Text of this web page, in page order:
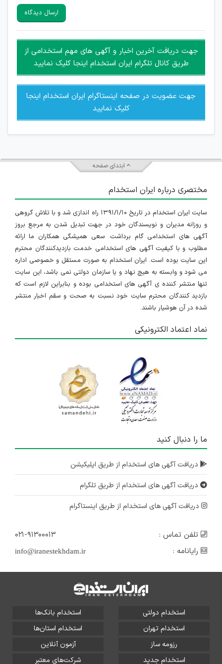
هرگونه تحریک، تحقیر و کنایه به سایر افراد (مسئول و غیر مسئول)
غیر مجاز می باشد.
امکان هماهنگی برای هرگونه ملاقات حضوری چه به صورت دسته
جمعی و چه فردی توسط کاربران سایت وجود ندارد.
ارسال دیدگاه
جهت دریافت آخرین اخبار و آگهی های مهم استخدامی از
طریق کانال تلگرام ایران استخدام اینجا کلیک نمایید
جهت عضویت در صفحه اینستاگرام ایران استخدام اینجا
کلیک نمایید
ابتدای صفحه
مختصری درباره ایران استخدام
سایت ایران استخدام در تاریخ ۱۳۹۱/۱/۱۰ راه اندازی شد و با تلاش گروهی
و روزانه مدیران و نویسندگان خود در جهت تبدیل شدن به مرجع بروز
آگهی های استخدامی گام برداشت. سعی همیشگی همکاران ما ارائه
مطلوب و با کیفیت آگهی های استخدامی خدمت بازدیدکنندگان محترم
این سایت بوده است. ایران استخدام به صورت مستقل و خصوصی اداره
می شود و وابسته به هیچ نهاد و یا سازمان دولتی نمی باشد، این سایت
تنها منتشر کننده ی آگهی های استخدامی بوده و بنابراین لازم است که
بازدید کنندگان محترم سایت خود نسبت به صحت و سقم اخبار منتشر
شده در آن هوشیار باشند.
نماد اعتماد الکترونیکی
ما را دنبال کنید
دریافت آگهی های استخدام از طریق اپلیکیشن
دریافت آگهی های استخدام از طریق تلگرام
دریافت آگهی های استخدام از طریق اینستاگرام
تلفن تماس :
۰۲۱-۹۱۳۰۰۰۱۳
رایانامه :
info@iranestekhdam.ir
استخدام دولتی
استخدام بانک‌ها
استخدام تهران
استخدام استان‌ها
رزومه ساز
آزمون آنلاین
استخدام جدید
شرکت‌های معتبر